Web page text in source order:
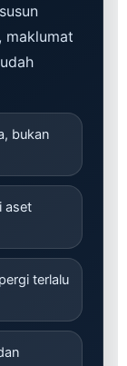
maklumat
bukan
aset
terlalu